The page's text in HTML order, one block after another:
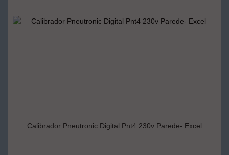
Calibrador Pneutronic Digital Pnt4 230v Parede- Excel